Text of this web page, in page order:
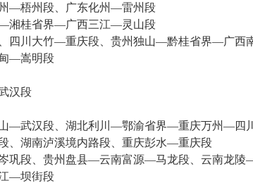
梧州段、广东化州—雷州段
桂省界—广西三江—灵山段
川大竹—重庆段、贵州独山—黔桂省界—广西
—嵩明段
汉段
武汉段、湖北利川—鄂渝省界—重庆万州—四
湖南泸溪境内路段、重庆彭水—重庆段
段、贵州盘县—云南富源—马龙段、云南龙陵
—坝街段